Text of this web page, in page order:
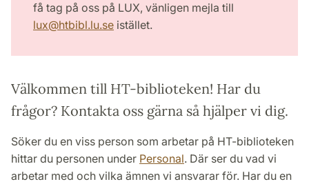
få tag på oss på LUX, vänligen mejla till
lux@htbibl.lu.se istället.
Välkommen till HT-biblioteken! Har du
frågor? Kontakta oss gärna så hjälper vi dig.
Söker du en viss person som arbetar på HT-biblioteken
hittar du personen under Personal. Där ser du vad vi
arbetar med och vilka ämnen vi ansvarar för. Har du en